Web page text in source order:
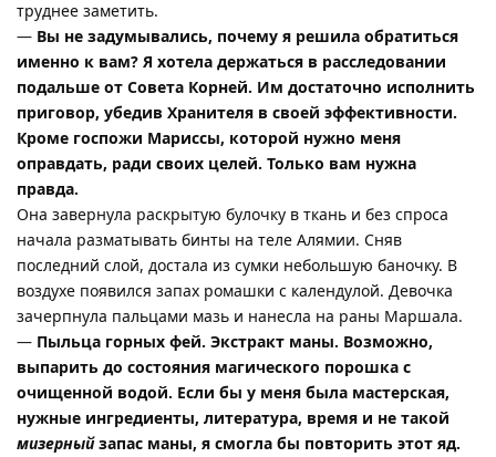
труднее заметить.
— Вы не задумывались, почему я решила обратиться
именно к вам? Я хотела держаться в расследовании
подальше от Совета Корней. Им достаточно исполнить
приговор, убедив Хранителя в своей эффективности.
Кроме госпожи Мариссы, которой нужно меня
оправдать, ради своих целей. Только вам нужна
правда.
Она завернула раскрытую булочку в ткань и без спроса
начала разматывать бинты на теле Алямии. Сняв
последний слой, достала из сумки небольшую баночку. В
воздухе появился запах ромашки с календулой. Девочка
зачерпнула пальцами мазь и нанесла на раны Маршала.
— Пыльца горных фей. Экстракт маны. Возможно,
выпарить до состояния магического порошка с
очищенной водой. Если бы у меня была мастерская,
нужные ингредиенты, литература, время и не такой
мизерныйзапас маны, я смогла бы повторить этот яд.